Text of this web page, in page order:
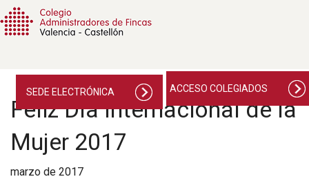
ACCESO COLEGIADOS
SEDE ELECTRÓNICA
Feliz Día Internacional de la
Mujer 2017
marzo de 2017